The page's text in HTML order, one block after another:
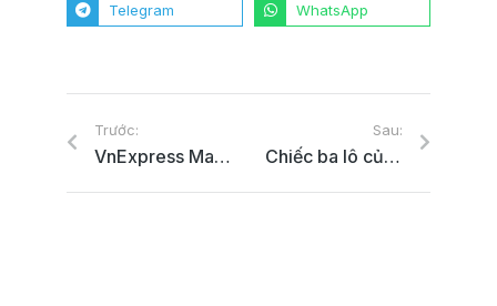
Telegram WhatsApp
Trước:
VnExpress Marathon Marvelous Nha Trang lùi lịch tổ chức
Sau:
Chiếc ba lô của phóng viên tác nghiệp mùa Covid